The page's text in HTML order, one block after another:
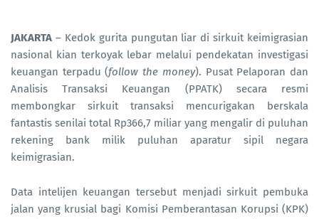
JAKARTA – Kedok gurita pungutan liar di sirkuit keimigrasian
nasional kian terkoyak lebar melalui pendekatan investigasi
keuangan terpadu (follow the money). Pusat Pelaporan dan
Analisis Transaksi Keuangan (PPATK) secara resmi
membongkar sirkuit transaksi mencurigakan berskala
fantastis senilai total Rp366,7 miliar yang mengalir di puluhan
rekening bank milik puluhan aparatur sipil negara
keimigrasian.
Data intelijen keuangan tersebut menjadi sirkuit pembuka
jalan yang krusial bagi Komisi Pemberantasan Korupsi (KPK)